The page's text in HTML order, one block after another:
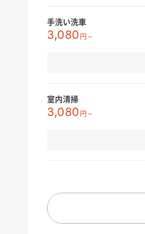
手洗い洗車
3,080 円～
室内清掃
3,080 円～